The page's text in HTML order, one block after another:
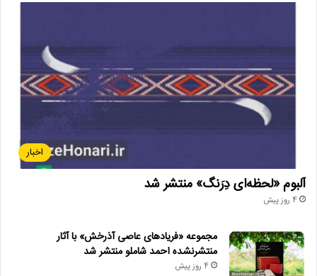
لینک خبر
کپی
دیگر خبرها
• مجله هنری
• تالار حافظ میزبان «کافه نادری» می‌شود
اخبار
آلبوم «لحظه‌ای دِرَنگ» منتشر شد
4 روز پیش
مجموعه «فریادهای عاصی آذرخش» با آثار
منتشرنشده احمد شاملو منتشر شد
4 روز پیش